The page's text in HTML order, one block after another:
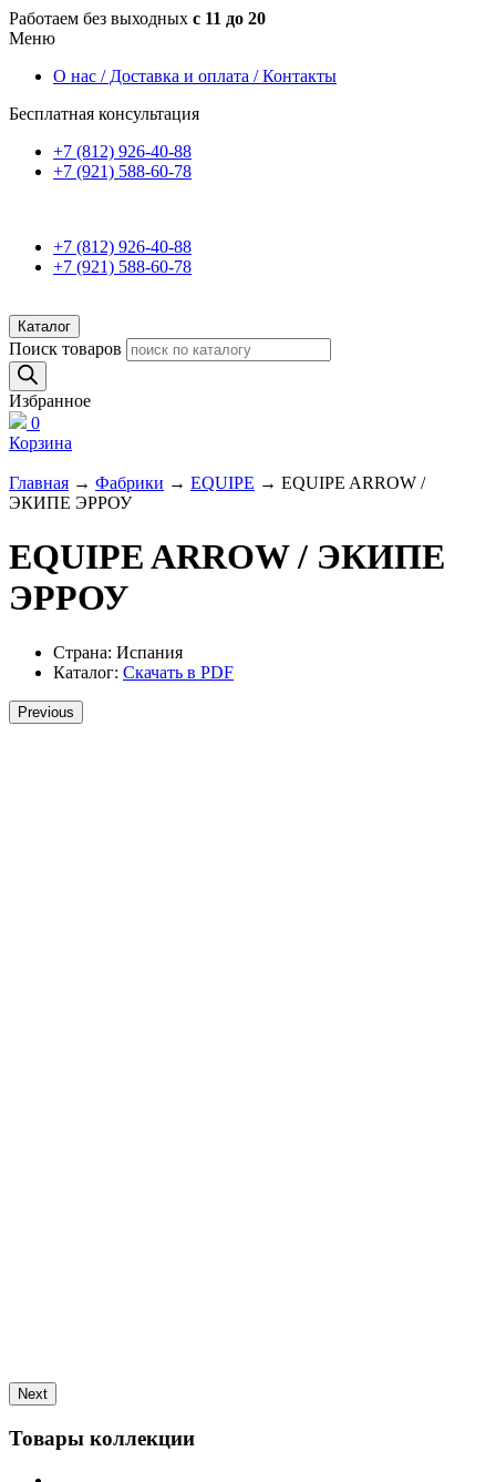
Работаем без выходных с 11 до 20
Меню
О нас / Доставка и оплата / Контакты
Бесплатная консультация
+7 (812) 926-40-88
+7 (921) 588-60-78
+7 (812) 926-40-88
+7 (921) 588-60-78
Каталог
Поиск товаров
Избранное
0
Корзина
Главная → Фабрики → EQUIPE → EQUIPE ARROW /
ЭКИПЕ ЭРРОУ
EQUIPE ARROW / ЭКИПЕ
ЭРРОУ
Страна: Испания
Каталог: Скачать в PDF
Previous
Next
Товары коллекции